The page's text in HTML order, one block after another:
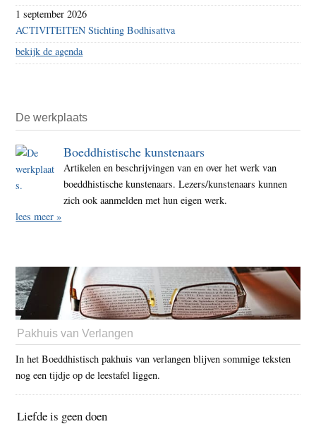
1 september 2026
ACTIVITEITEN Stichting Bodhisattva
bekijk de agenda
De werkplaats
Boeddhistische kunstenaars
Artikelen en beschrijvingen van en over het werk van
boeddhistische kunstenaars. Lezers/kunstenaars kunnen
zich ook aanmelden met hun eigen werk.
lees meer »
Pakhuis van Verlangen
In het Boeddhistisch pakhuis van verlangen blijven sommige teksten
nog een tijdje op de leestafel liggen.
Liefde is geen doen